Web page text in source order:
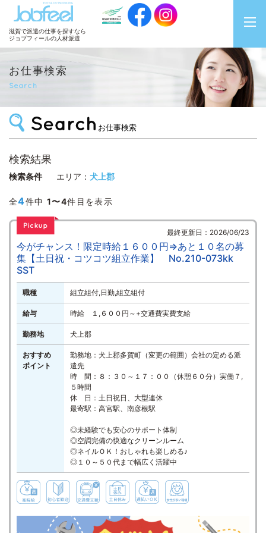
JobFeel
滋賀で派遣の仕事を探すなら
ジョブフィールの人材派遣
お仕事検索
Search
お仕事検索
検索結果
検索条件 エリア： 犬上郡
全4件中1〜4件目を表示
最終更新日：2026/06/23
今がチャンス！限定時給１６００円⇒あと１０名の募
集【土日祝・コツコツ組立作業】 No.210-073kk
SST
職種 組立組付,日勤,組立組付
給与 時給 １,６００円～+交通費実費支給
勤務地 犬上郡
おすすめ
ポイント
勤務地：犬上郡多賀町（変更の範囲）会社の定める派
遣先
時 間：８：３０～１７：００（休憩６０分）実働７,
５時間
休 日：土日祝日、大型連休
最寄駅：高宮駅、南彦根駅
◎未経験でも安心のサポート体制
◎空調完備の快適なクリーンルーム
◎ネイルＯＫ！おしゃれも楽しめる♪
◎１０～５０代まで幅広く活躍中
高時給 初心者歓迎交通費支給土日休み週払いＯＫ